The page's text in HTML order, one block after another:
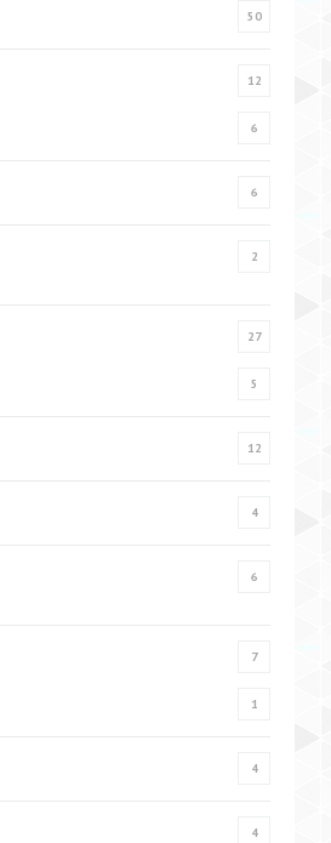
50
12
6
6
2
27
5
12
4
6
7
1
4
4